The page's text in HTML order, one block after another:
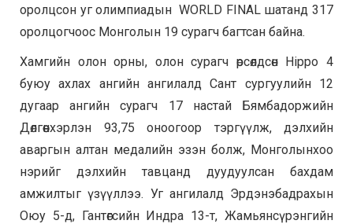
оролцсон уг олимпиадын WORLD FINAL шатанд 317
оролцогчоос Монголын 19 сурагч багтсан байна.
Хамгийн олон орны, олон сурагч өрсөлдсөн Hippo 4
буюу ахлах ангийн ангилалд Сант сургуулийн 12
дугаар ангийн сурагч 17 настай Бямбадоржийн
Дөлгөөнхэрлэн 93,75 оноогоор тэргүүлж, дэлхийн
аваргын алтан медалийн эзэн болж, Монголынхоо
нэрийг дэлхийн тавцанд дуудуулсан бахдам
амжилтыг үзүүллээ. Уг ангилалд Эрдэнэбадрахын
Оюу 5-д, Гантөгсийн Индра 13-т, Жамьянсүрэнгийн